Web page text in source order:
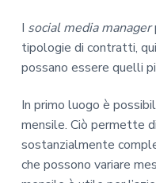
I social media manager
tipologie di contratti,
possano essere quelli
In primo luogo è
mensile. Ciò permette
sostanzialmente
che possono variare